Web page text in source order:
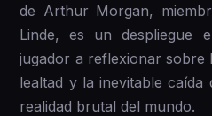
de Arthur Morgan,
Linde, es un despliegue
jugador a reflexionar sobre
lealtad y la inevitable
realidad brutal del mundo.